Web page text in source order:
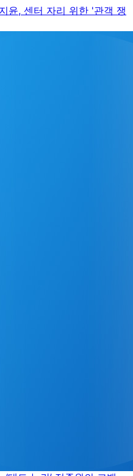
윤, 센터 자리 위한 '관객 쟁